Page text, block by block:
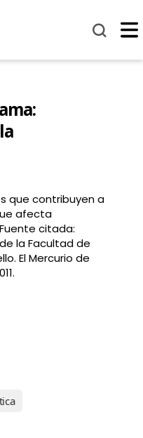
que contribuyen a
afecta
citada:
la Facultad de
El Mercurio de